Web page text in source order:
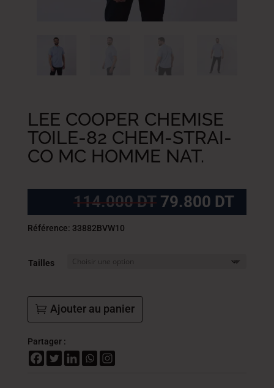
LEE COOPER CHEMISE
TOILE-82 CHEM-STRAI-
CO MC HOMME NAT.
114.000DT Le
prix
79.800 DTLe
prix
Référence: 33882BVW10
Tailles
Ajouter au panier
Partager :